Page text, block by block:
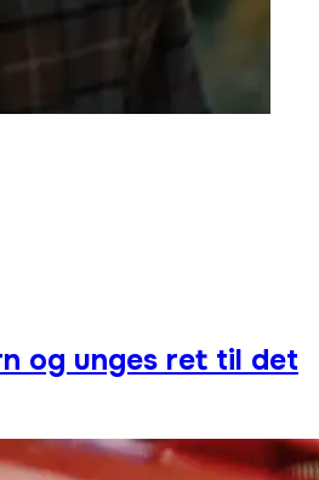
og unges ret til det